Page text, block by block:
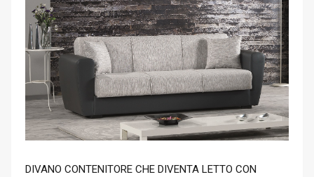
DIVANO CONTENITORE CHE DIVENTA LETTO CON